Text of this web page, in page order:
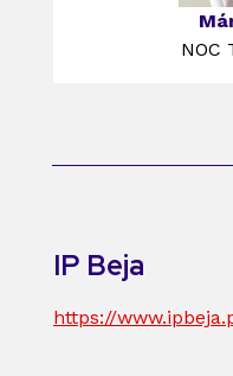
NOC
IP Beja
https://